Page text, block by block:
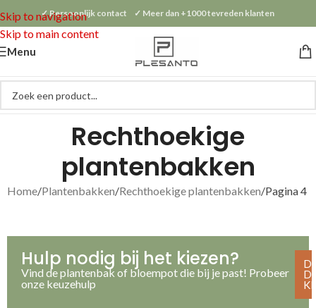
Skip to navigation
Skip to main content
✓ Persoonlijk contact ✓ Meer dan +1000 tevreden klanten
Menu
Rechthoekige
plantenbakken
Home Plantenbakken Rechthoekige plantenbakken Pagina 4
Hulp nodig bij het kiezen?
Vind de plantenbak of bloempot die bij je past! Probeer
onze keuzehulp